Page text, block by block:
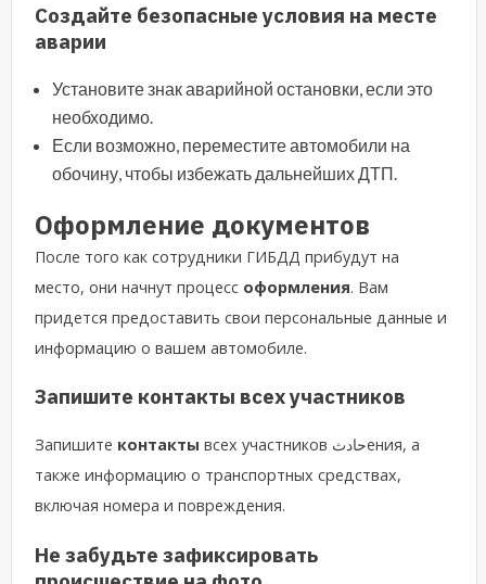
Создайте безопасные условия на месте
аварии
Установите знак аварийной остановки, если это
необходимо.
Если возможно, переместите автомобили на
обочину, чтобы избежать дальнейших ДТП.
Оформление документов
После того как сотрудники ГИБДД прибудут на
место, они начнут процесс оформления. Вам
придется предоставить свои персональные данные и
информацию о вашем автомобиле.
Запишите контакты всех участников
Запишите контакты всех участников حادثения, а
также информацию о транспортных средствах,
включая номера и повреждения.
Не забудьте зафиксировать